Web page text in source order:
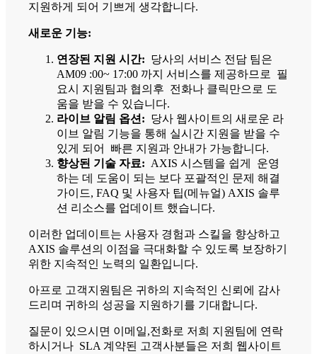
지원하게 되어 기쁘게 생각합니다.
새로운 기능:
연장된 지원 시간: 당사의 서비스 전담 팀은
AM09 :00~ 17:00 까지 서비스를 제공하므로 필
요시 지원팀과 협의후 전화나 클릭만으로 도
움을 받을 수 있습니다.
라이브 알림 옵션: 당사 웹사이트의 새로운 라
이브 알림 기능을 통해 실시간 지원을 받을 수
있게 되어 빠른 지원과 안내가 가능합니다.
향상된 기술 자료: AXIS 시스템을 쉽게 운영
하는 데 도움이 되는 보다 포괄적인 문제 해결
가이드, FAQ 및 사용자 팁(메뉴얼) AXIS 솔루
션 리소스를 업데이트 했습니다.
이러한 업데이트는 사용자 경험과 스킬을 향상하고
AXIS 솔루션의 이점을 극대화할 수 있도록 보장하기
위한 지속적인 노력의 일환입니다.
아프로 고객지원팀은 귀하의 지속적인 신뢰에 감사
드리며 귀하의 성공을 지원하기를 기대합니다.
질문이 있으시면 이메일,전화로 저희 지원팀에 연락
하시거나 SLA 계약된 고객사분들은 저희 웹사이트